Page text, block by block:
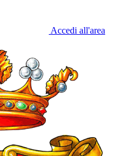
Accedi all'area